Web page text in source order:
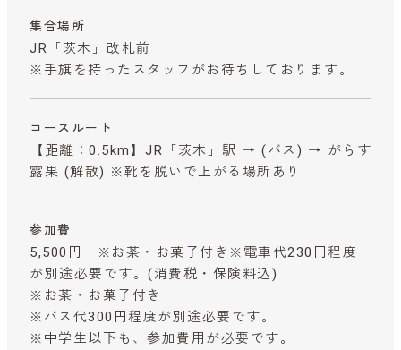
集合場所
JR「茨木」改札前
※手旗を持ったスタッフがお待ちしております。
コースルート
【距離：0.5km】JR「茨木」駅 → (バス) → がらす
露果 (解散) ※靴を脱いで上がる場所あり
参加費
5,500円 ※お茶・お菓子付き※電車代230円程度
が別途必要です。 (消費税・保険料込)
※お茶・お菓子付き
※バス代300円程度が別途必要です。
※中学生以下も、参加費用が必要です。